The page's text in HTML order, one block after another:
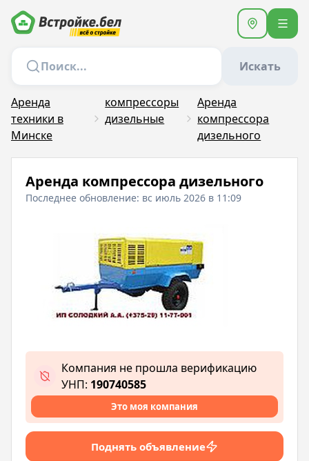
Искать
Аренда
техники в
Минске
компрессоры
дизельные
Аренда
компрессора
дизельного
Аренда компрессора дизельного
Последнее обновление: вс июль 2026 в 11:09
Компания не прошла верификацию
УНП: 190740585
Это моя компания
Поднять объявление